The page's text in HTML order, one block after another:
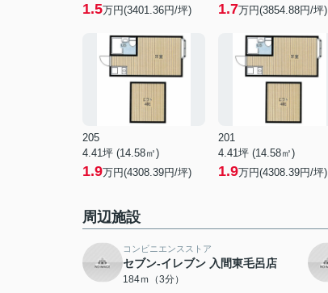
1.5万円(3401.36円/坪) 1.7万円(3854.88円/坪)
205
4.41坪 (14.58㎡)
1.9万円(4308.39円/坪)
201
4.41坪 (14.58㎡)
1.9万円(4308.39円/坪)
周辺施設
コンビニエンスストア
セブン‐イレブン 入間東毛呂店
184ｍ（3分）